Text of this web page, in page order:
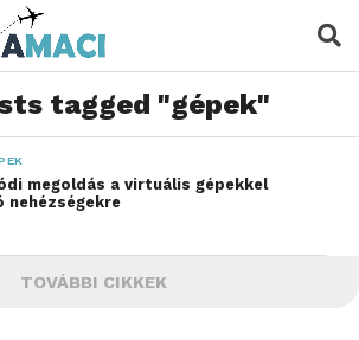
tagged "gépek"
megoldás a virtuális gépekkel
nehézségekre
TOVÁBBI CIKKEK